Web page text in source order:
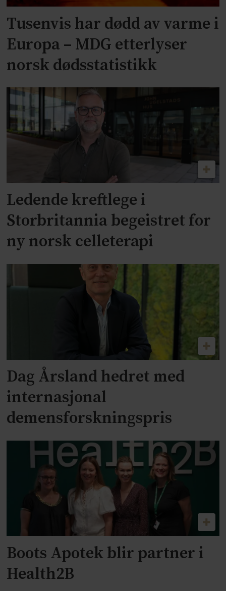
Tusenvis har dødd av varme i
Europa – MDG etterlyser
norsk dødsstatistikk
Ledende kreftlege i
Storbritannia begeistret for
ny norsk celleterapi
Dag Årsland hedret med
internasjonal
demensforskningspris
Boots Apotek blir partner i
Health2B